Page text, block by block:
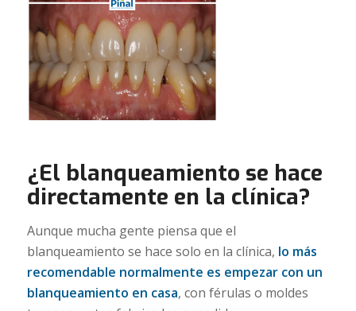
¿El blanqueamiento se hace
directamente en la clínica?
Aunque mucha gente piensa que el
blanqueamiento se hace solo en la clínica, lo más
recomendable normalmente es empezar con un
blanqueamiento en casa, con férulas o moldes